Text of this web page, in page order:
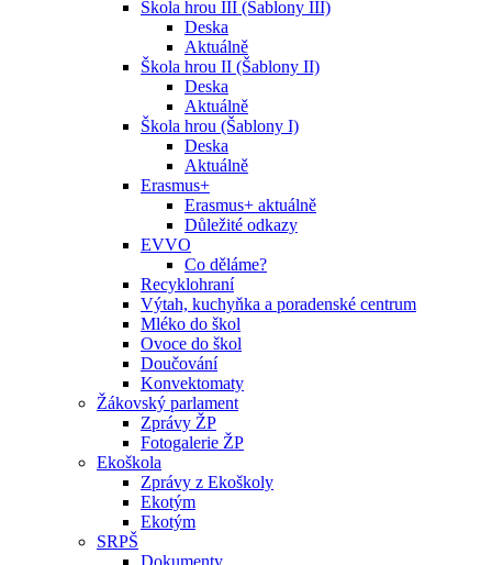
Škola hrou III (Šablony III)
Deska
Aktuálně
Škola hrou II (Šablony II)
Deska
Aktuálně
Škola hrou (Šablony I)
Deska
Aktuálně
Erasmus+
Erasmus+ aktuálně
Důležité odkazy
EVVO
Co děláme?
Recyklohraní
Výtah, kuchyňka a poradenské centrum
Mléko do škol
Ovoce do škol
Doučování
Konvektomaty
Žákovský parlament
Zprávy ŽP
Fotogalerie ŽP
Ekoškola
Zprávy z Ekoškoly
Ekotým
Ekotým
SRPŠ
Dokumenty